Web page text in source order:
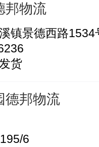
邦物流
镇景德西路1534
货
德邦物流
6